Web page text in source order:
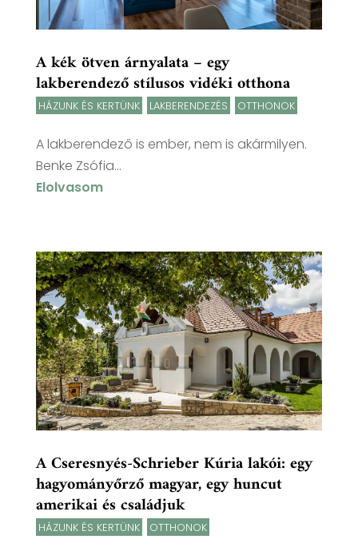
A kék ötven árnyalata – egy
lakberendező stílusos vidéki otthona
HÁZUNK ÉS KERTÜNK LAKBERENDEZÉS OTTHONOK
A lakberendező is ember, nem is akármilyen.
Benke Zsófia...
Elolvasom
A Cseresnyés-Schrieber Kúria lakói: egy
hagyományőrző magyar, egy huncut
amerikai és családjuk
HÁZUNK ÉS KERTÜNK OTTHONOK